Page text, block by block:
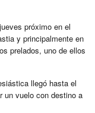
próximo en el
y principalmente en
prelados, uno de ellos
llegó hasta el
un vuelo con destino a